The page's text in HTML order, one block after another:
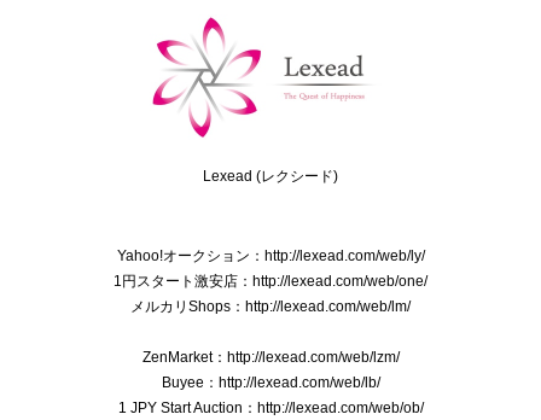
Lexead (レクシード)
Yahoo!オークション：http://lexead.com/web/ly/
1円スタート激安店：http://lexead.com/web/one/
メルカリShops：http://lexead.com/web/lm/
ZenMarket：http://lexead.com/web/lzm/
Buyee：http://lexead.com/web/lb/
1 JPY Start Auction：http://lexead.com/web/ob/